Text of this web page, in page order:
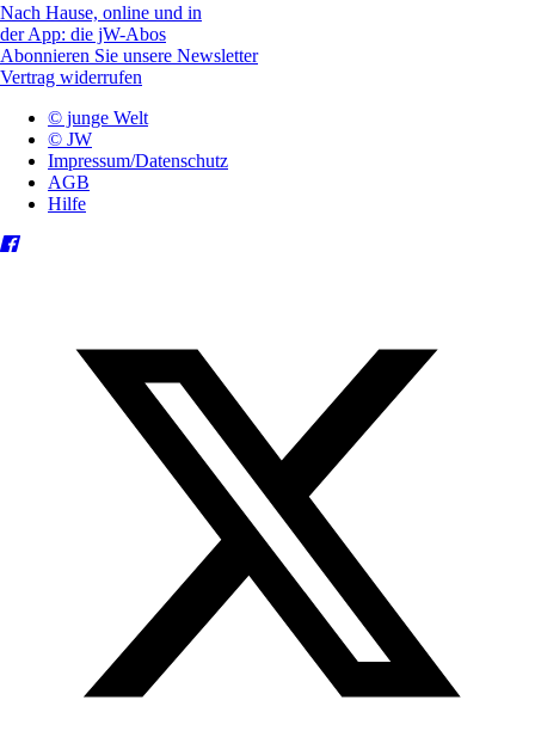
Nach Hause, online und in
der App: die jW-Abos
Abonnieren Sie unsere Newsletter
Vertrag widerrufen
© junge Welt
© JW
Impressum/Datenschutz
AGB
Hilfe